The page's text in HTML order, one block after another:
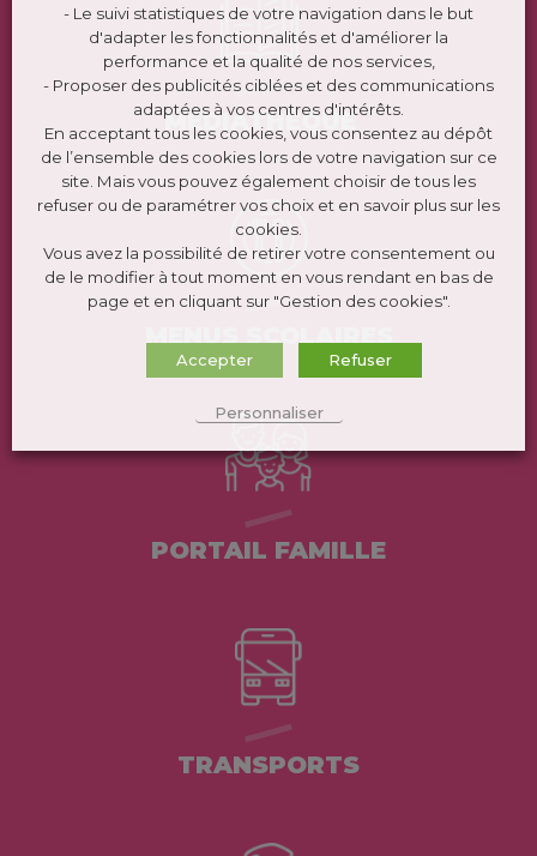
MÉDIATHÈQUE
PORTAIL FAMILLE
TRANSPORTS
- Le suivi statistiques de votre navigation dans le but
d'adapter les fonctionnalités et d'améliorer la
performance et la qualité de nos services,
- Proposer des publicités ciblées et des communications
adaptées à vos centres d'intérêts.
En acceptant tous les cookies, vous consentez au dépôt
de l’ensemble des cookies lors de votre navigation sur ce
site. Mais vous pouvez également choisir de tous les
refuser ou de paramétrer vos choix et en savoir plus sur les
cookies.
Vous avez la possibilité de retirer votre consentement ou
de le modifier à tout moment en vous rendant en bas de
page et en cliquant sur "Gestion des cookies".
Accepter Refuser
Personnaliser